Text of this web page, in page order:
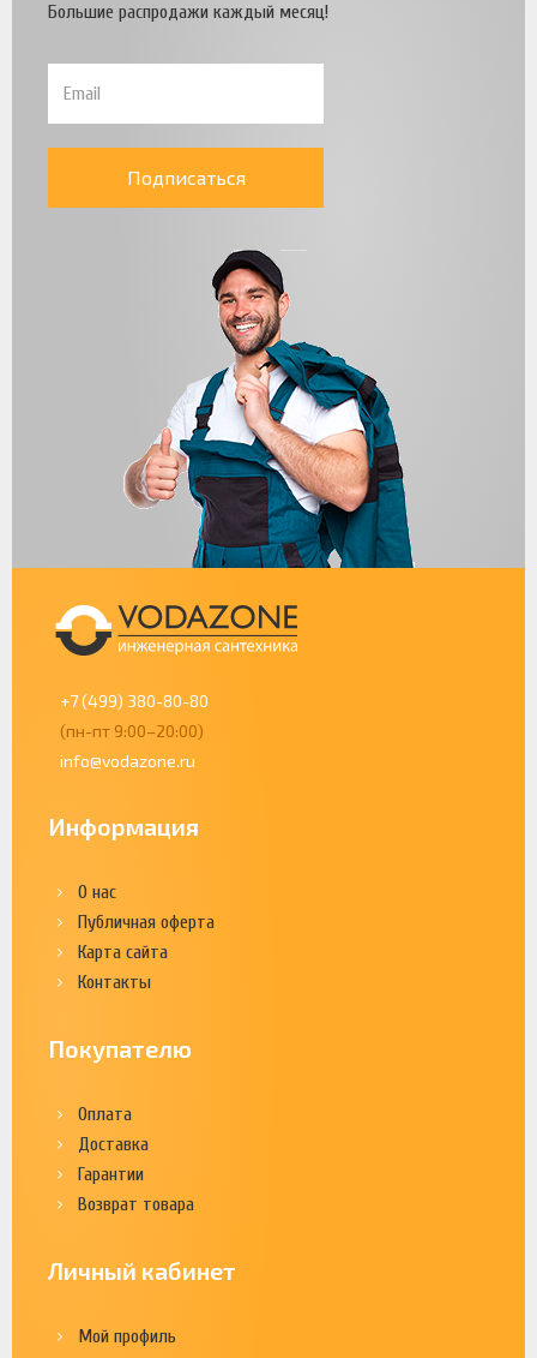
Большие распродажи каждый месяц!
Подписаться
+7 (499) 380-80-80
(пн-пт 9:00–20:00)
info@vodazone.ru
Информация
О нас
Публичная оферта
Карта сайта
Контакты
Покупателю
Оплата
Доставка
Гарантии
Возврат товара
Личный кабинет
Мой профиль